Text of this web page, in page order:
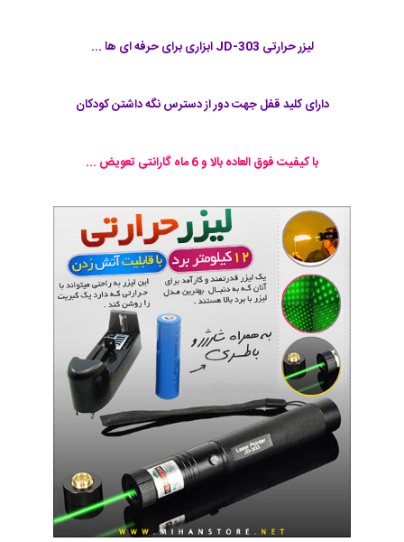
لیزر حرارتی JD-303 ابزاری برای حرفه ای ها ...
دارای کلید قفل جهت دور از دسترس نگه داشتن کودکان
با کیفیت فوق العاده بالا و 6 ماه گارانتی تعویض ...